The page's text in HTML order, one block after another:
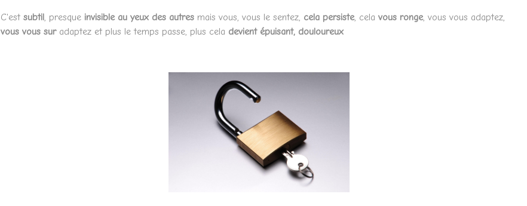
C'est subtil, presqueinvisible au yeux des autres mais vous, vous le sentez, cela persiste, cela vous ronge, vous vous adaptez,
vous vous suradaptez et plus le temps passe, plus cela devient épuisant, douloureux